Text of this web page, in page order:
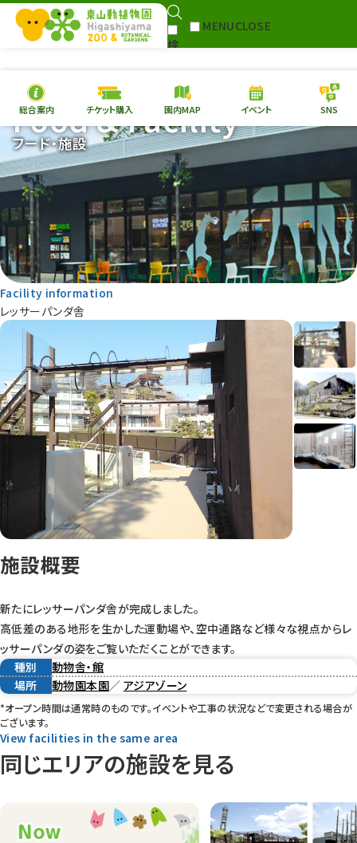
検
MENUCLOSE
本日の開園情報 チケ
園内MAP
総合案内
動物園 植物園
再生プラン
東山動植物園
への支援
サイトマップ
Follow
総合案内 チケット購入 園内MAP イベント SNS
Food & Facility
フード・施設
Facility information
レッサーパンダ舎
施設概要
新たにレッサーパンダ舎が完成しました。
高低差のある地形を生かした運動場や、空中通路など様々な視点からレ
ッサーパンダの姿をご覧いただくことができます。
種別
動物舎・館
場所
動物園本園／ アジアゾーン
*オープン時間は通常時のものです。イベントや工事の状況などで変更される場合が
ございます。
同じエリアの施設を見る
View facilities in the same area